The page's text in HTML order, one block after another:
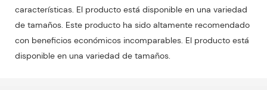
características. El producto está disponible en una variedad
de tamaños. Este producto ha sido altamente recomendado
con beneficios económicos incomparables. El producto está
disponible en una variedad de tamaños.